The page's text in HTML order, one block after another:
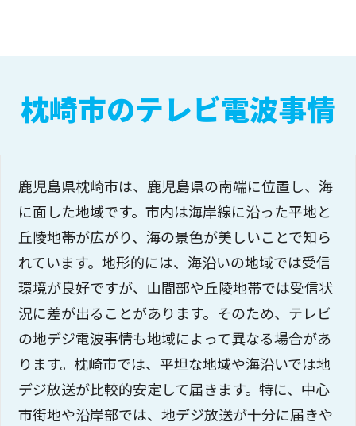
枕崎市のテレビ電波事情
鹿児島県枕崎市は、鹿児島県の南端に位置し、海
に面した地域です。市内は海岸線に沿った平地と
丘陵地帯が広がり、海の景色が美しいことで知ら
れています。地形的には、海沿いの地域では受信
環境が良好ですが、山間部や丘陵地帯では受信状
況に差が出ることがあります。そのため、テレビ
の地デジ電波事情も地域によって異なる場合があ
ります。枕崎市では、平坦な地域や海沿いでは地
デジ放送が比較的安定して届きます。特に、中心
市街地や沿岸部では、地デジ放送が十分に届きや